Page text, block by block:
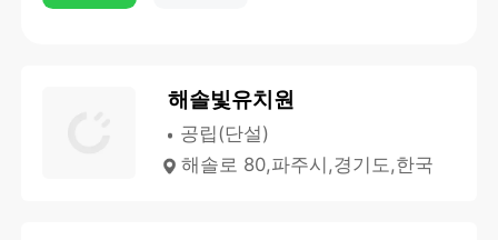
해솔빛유치원
공립(단설)
해솔로 80,파주시,경기도,한국